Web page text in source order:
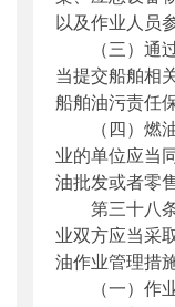
以及作业人员
（三）通过
当提交船舶相
船舶油污责任
（四）燃油
业的单位应当
油批发或者零
第三十八条
业双方应当采
油作业管理措
（一）作业